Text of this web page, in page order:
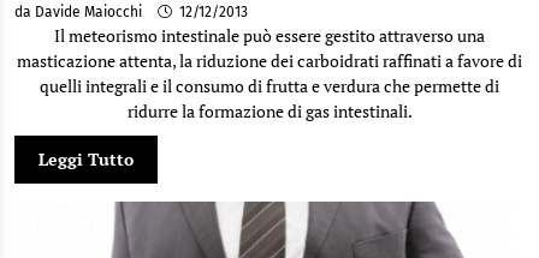
da Davide Maiocchi 12/12/2013
Il meteorismo intestinale può essere gestito attraverso una
masticazione attenta, la riduzione dei carboidrati raffinati a favore di
quelli integrali e il consumo di frutta e verdura che permette di
ridurre la formazione di gas intestinali.
Leggi Tutto